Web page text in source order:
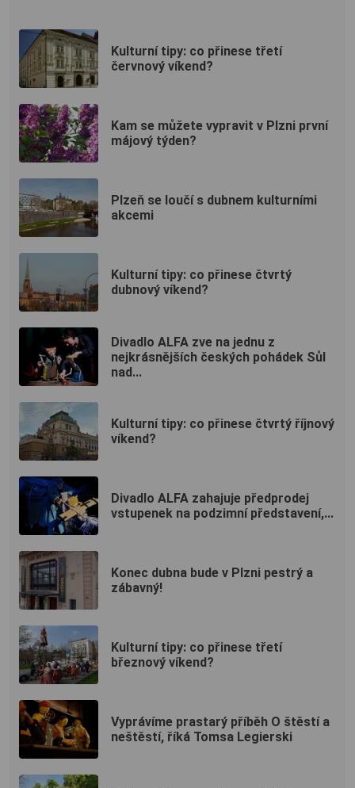
Kulturní tipy: co přinese třetí
červnový víkend?
Kam se můžete vypravit v Plzni první
májový týden?
Plzeň se loučí s dubnem kulturními
akcemi
Kulturní tipy: co přinese čtvrtý
dubnový víkend?
Divadlo ALFA zve na jednu z
nejkrásnějších českých pohádek Sůl
nad...
Kulturní tipy: co přinese čtvrtý říjnový
víkend?
Divadlo ALFA zahajuje předprodej
vstupenek na podzimní představení,...
Konec dubna bude v Plzni pestrý a
zábavný!
Kulturní tipy: co přinese třetí
březnový víkend?
Vyprávíme prastarý příběh O štěstí a
neštěstí, říká Tomsa Legierski